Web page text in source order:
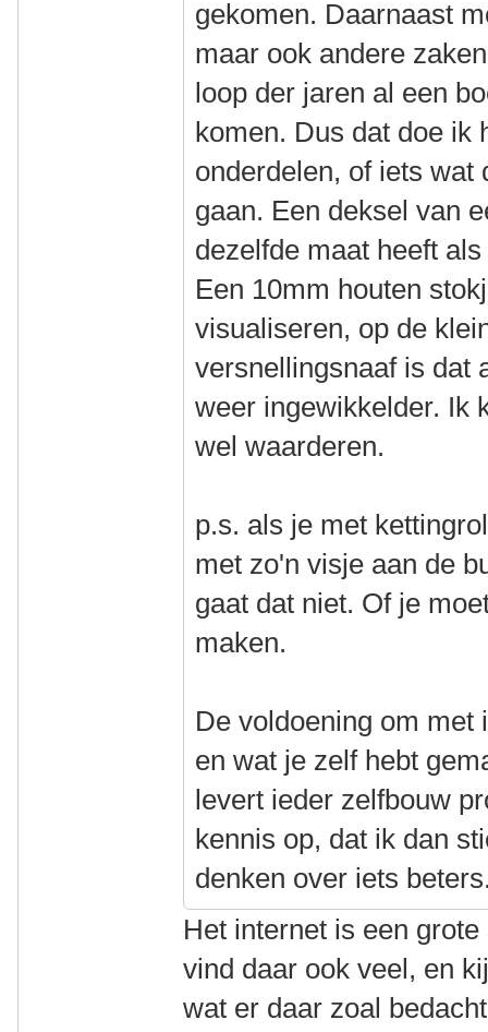
gekomen. Daarnaast
maar ook andere
loop der jaren al een
komen. Dus dat doe ik
onderdelen, of iets wat
gaan. Een deksel van
dezelfde maat heeft
Een 10mm houten
visualiseren, op de
versnellingsnaaf is dat
weer ingewikkelder. Ik
wel waarderen.
p.s. als je met
met zo'n visje aan de
gaat dat niet. Of je
maken.
De voldoening om met
en wat je zelf hebt
levert ieder zelfbouw
kennis op, dat ik dan
denken over iets
Het internet is een
vind daar ook veel, en
wat er daar zoal